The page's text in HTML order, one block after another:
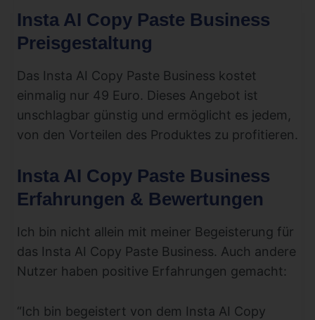
Insta AI Copy Paste Business
Preisgestaltung
Das Insta AI Copy Paste Business kostet
einmalig nur 49 Euro. Dieses Angebot ist
unschlagbar günstig und ermöglicht es jedem,
von den Vorteilen des Produktes zu profitieren.
Insta AI Copy Paste Business
Erfahrungen & Bewertungen
Ich bin nicht allein mit meiner Begeisterung für
das Insta AI Copy Paste Business. Auch andere
Nutzer haben positive Erfahrungen gemacht:
“Ich bin begeistert von dem Insta AI Copy